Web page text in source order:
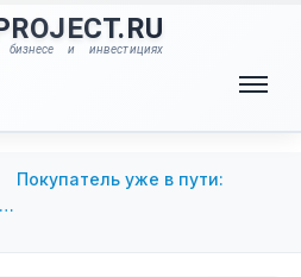
и инвестициях
Покупатель уже в пути: